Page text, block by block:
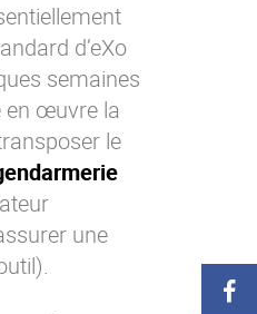
d’eXo
semaines
en œuvre la
le
une